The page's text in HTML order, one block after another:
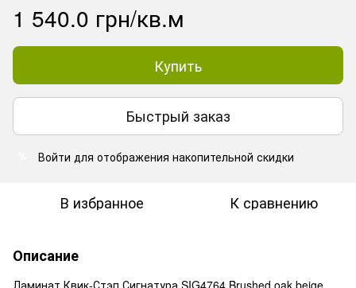
1 540.0 грн/кв.м
Купить
Быстрый заказ
Войти для отображения накопительной скидки
В избранное К сравнению
Описание
Ламинат Квик-Стэп Сигнатура SIG4764 Brushed oak beige